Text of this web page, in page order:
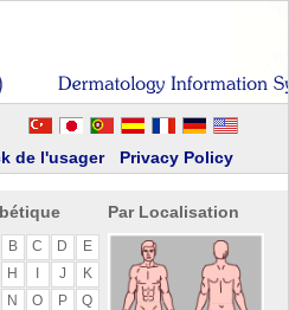
de l'usager Privacy Policy
B C D
E
H J
K
N O P
Q
Par Localisation